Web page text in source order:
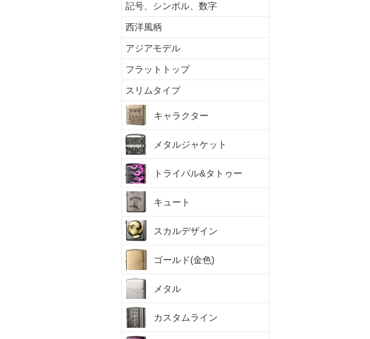
記号、シンボル、数字
西洋風柄
アジアモデル
フラットトップ
スリムタイプ
キャラクター
メタルジャケット
トライバル&タトゥー
キュート
スカルデザイン
ゴールド(金色)
メタル
カスタムライン